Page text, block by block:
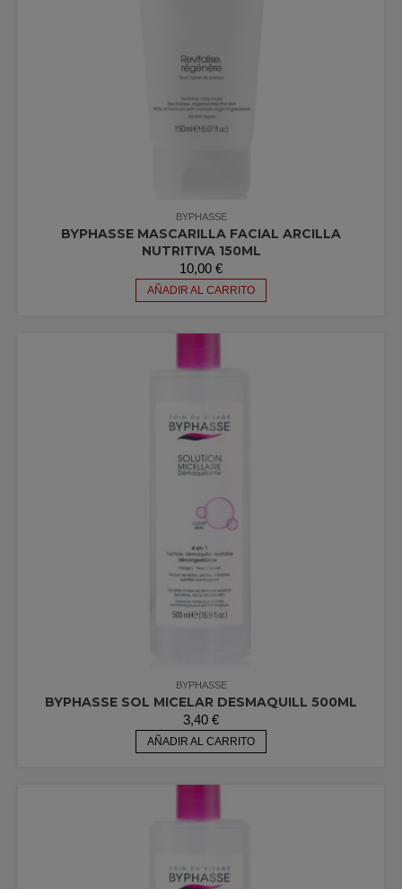
BYPHASSE
BYPHASSE MASCARILLA FACIAL ARCILLA
NUTRITIVA 150ML
10,00 €
AÑADIR AL CARRITO
BYPHASSE
BYPHASSE SOL MICELAR DESMAQUILL 500ML
3,40 €
AÑADIR AL CARRITO